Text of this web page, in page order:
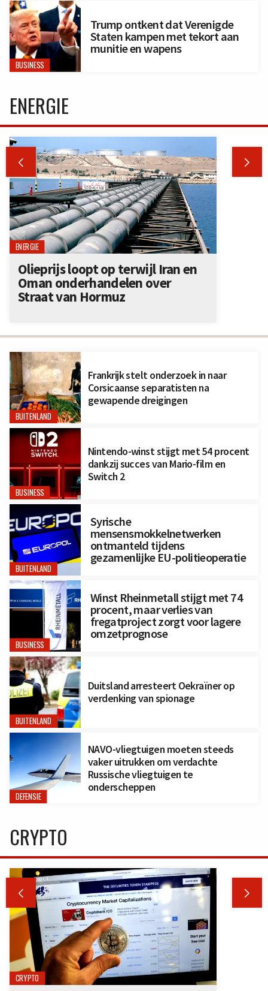
BUSINESS
Trump ontkent dat Verenigde
Staten kampen met tekort aan
munitie en wapens
BUITENLAND
Frankrijk stelt onderzoek in naar
Corsicaanse separatisten na
gewapende dreigingen
BUSINESS
Nintendo-winst stijgt met 54 procent
dankzij succes van Mario-film en
Switch 2
BUITENLAND
Syrische
mensensmokkelnetwerken
ontmanteld tijdens
gezamenlijke EU-politieoperatie
BUSINESS
Winst Rheinmetall stijgt met 74
procent, maar verlies van
fregatproject zorgt voor lagere
omzetprognose
BUITENLAND
Duitsland arresteert Oekraïner op
verdenking van spionage
DEFENSIE
NAVO-vliegtuigen moeten steeds
vaker uitrukken om verdachte
Russische vliegtuigen te
onderscheppen
ENERGIE
 
ENERGIE
Olieprijs loopt op terwijl Iran en
Oman onderhandelen over
Straat van Hormuz
CRYPTO
 
CRYPTO